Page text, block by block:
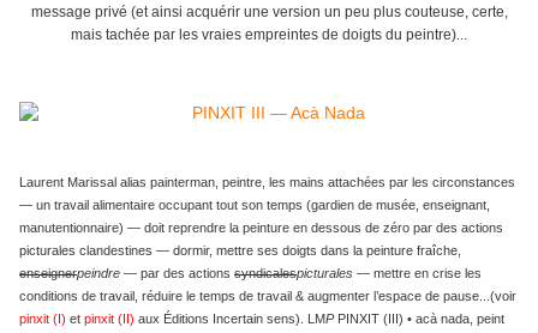
message privé (et ainsi acquérir une version un peu plus couteuse, certe,
mais tachée par les vraies empreintes de doigts du peintre)...
Laurent Marissal alias painterman, peintre, les mains attachées par les circonstances
— un travail alimentaire occupant tout son temps (gardien de musée, enseignant,
manutentionnaire) — doit reprendre la peinture en dessous de zéro par des actions
picturales clandestines — dormir, mettre ses doigts dans la peinture fraîche,
enseignerpeindre — par des actions syndicalespicturales — mettre en crise les
conditions de travail, réduire le temps de travail & augmenter l’espace de pause...(voir
pinxit (I) et pinxit (II) aux Éditions Incertain sens). LMPPINXIT (III) • acà nada, peint